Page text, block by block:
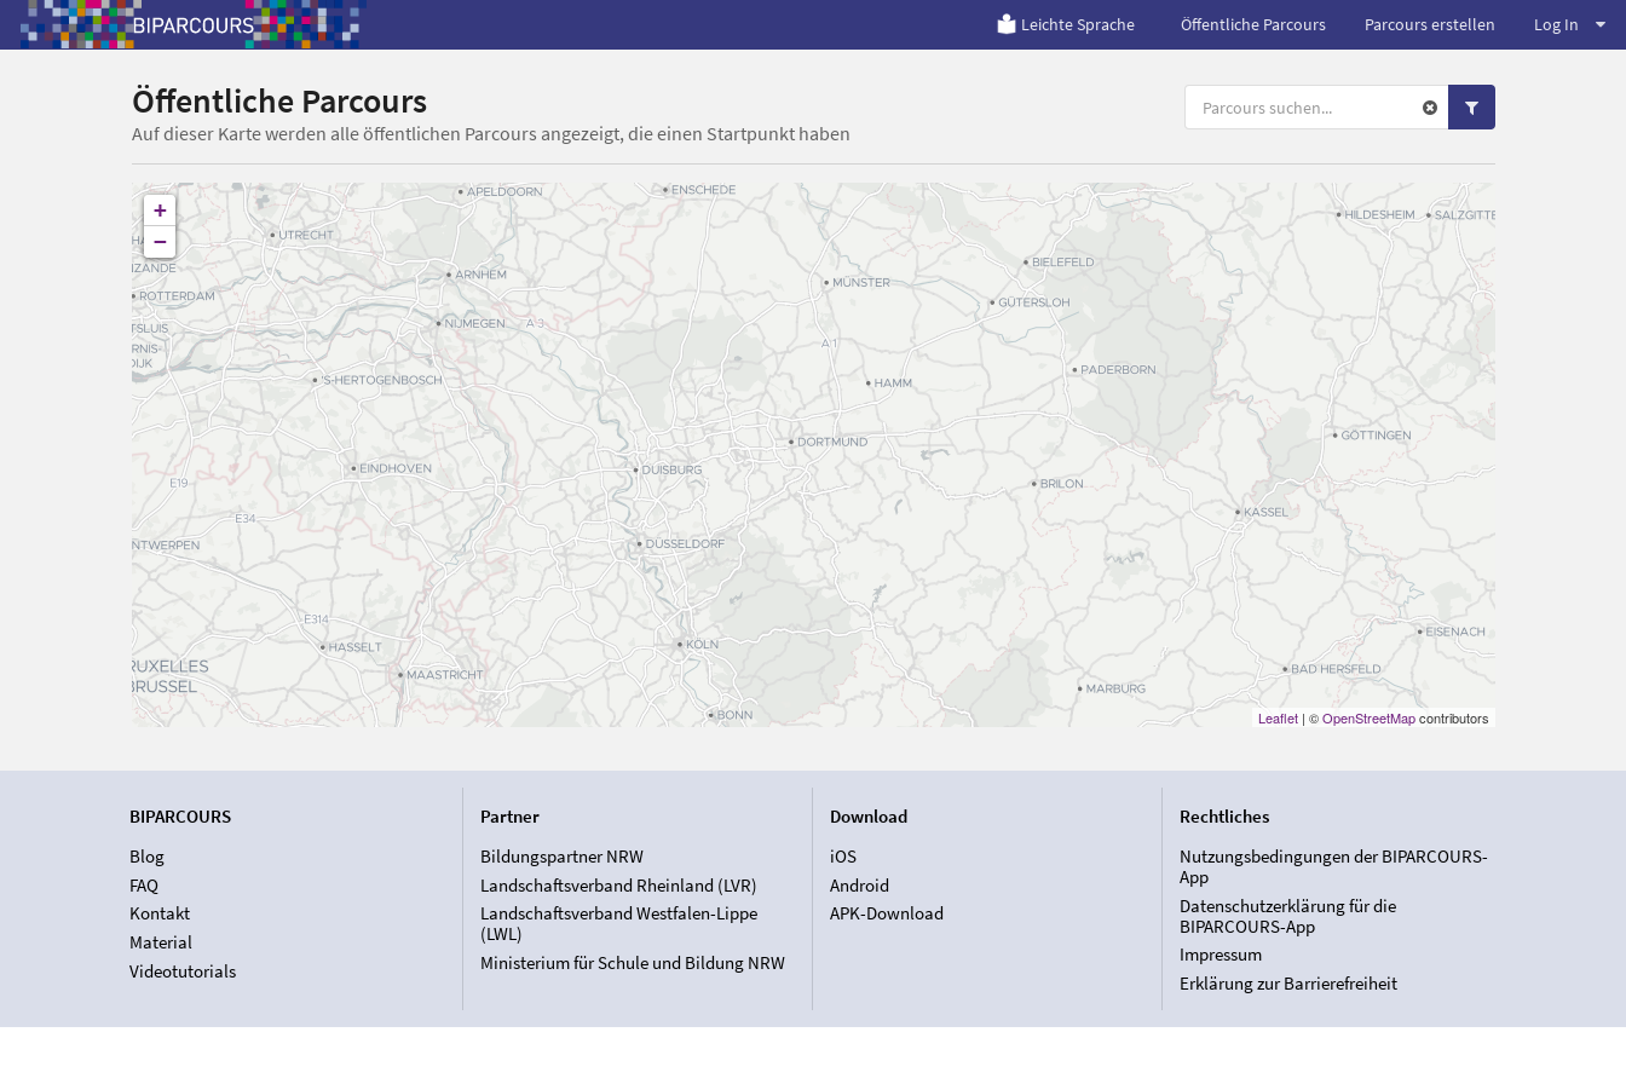
Leichte Sprache Öffentliche Parcours Parcours erstellen Log In
Öffentliche Parcours
Auf dieser Karte werden alle öffentlichen Parcours angezeigt, die einen Startpunkt haben
+
−
Leaflet| ©OpenStreetMapcontributors
BIPARCOURS
Blog
FAQ
Kontakt
Material
Videotutorials
Partner
Bildungspartner NRW
Landschaftsverband Rheinland (LVR)
Landschaftsverband Westfalen-Lippe
(LWL)
Ministerium für Schule und Bildung NRW
Download
iOS
Android
APK-Download
Rechtliches
Nutzungsbedingungen der BIPARCOURS-
App
Datenschutzerklärung für die
BIPARCOURS-App
Impressum
Erklärung zur Barrierefreiheit